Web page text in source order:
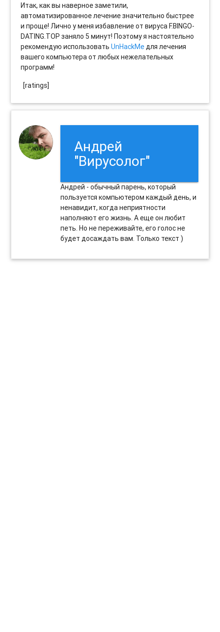
Итак, как вы наверное заметили,
автоматизированное лечение значительно быстрее
и проще! Лично у меня избавление от вируса F.BINGO-
DATING.TOP заняло 5 минут! Поэтому я настоятельно
рекомендую использоватьUnHackMe для лечения
вашего компьютера от любых нежелательных
программ!
[ratings]
Андрей
"Вирусолог"
Андрей - обычный парень, который
пользуется компьютером каждый день, и
ненавидит, когда неприятности
наполняют его жизнь. А еще он любит
петь. Но не переживайте, его голос не
будет досаждать вам. Только текст )